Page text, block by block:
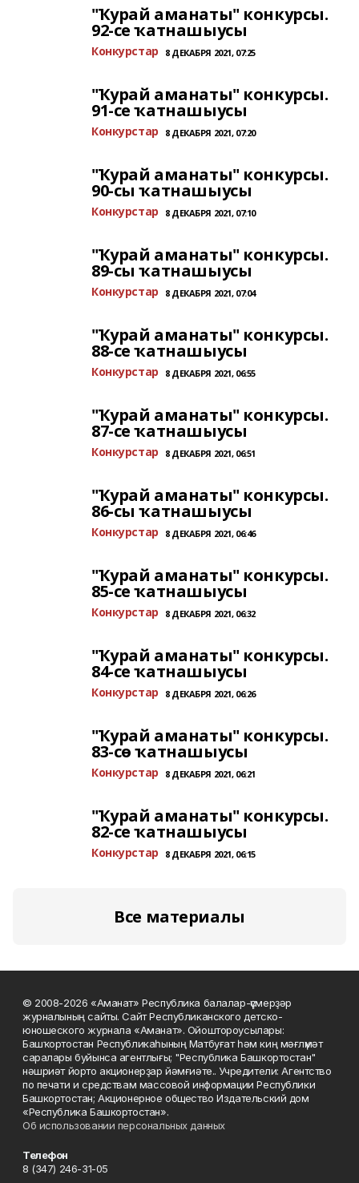
"Ҡурай аманаты" конкурсы.
92-се ҡатнашыусы
Конкурстар 8 ДЕКАБРЯ 2021, 07:25
"Ҡурай аманаты" конкурсы.
91-се ҡатнашыусы
Конкурстар 8 ДЕКАБРЯ 2021, 07:20
"Ҡурай аманаты" конкурсы.
90-сы ҡатнашыусы
Конкурстар 8 ДЕКАБРЯ 2021, 07:10
"Ҡурай аманаты" конкурсы.
89-сы ҡатнашыусы
Конкурстар 8 ДЕКАБРЯ 2021, 07:04
"Ҡурай аманаты" конкурсы.
88-се ҡатнашыусы
Конкурстар 8 ДЕКАБРЯ 2021, 06:55
"Ҡурай аманаты" конкурсы.
87-се ҡатнашыусы
Конкурстар 8 ДЕКАБРЯ 2021, 06:51
"Ҡурай аманаты" конкурсы.
86-сы ҡатнашыусы
Конкурстар 8 ДЕКАБРЯ 2021, 06:46
"Ҡурай аманаты" конкурсы.
85-се ҡатнашыусы
Конкурстар 8 ДЕКАБРЯ 2021, 06:32
"Ҡурай аманаты" конкурсы.
84-се ҡатнашыусы
Конкурстар 8 ДЕКАБРЯ 2021, 06:26
"Ҡурай аманаты" конкурсы.
83-сө ҡатнашыусы
Конкурстар 8 ДЕКАБРЯ 2021, 06:21
"Ҡурай аманаты" конкурсы.
82-се ҡатнашыусы
Конкурстар 8 ДЕКАБРЯ 2021, 06:15
Все материалы
© 2008-2026 «Аманат» Республика балалар-үҫмерҙәр
журналының сайты. Сайт Республиканского детско-
юношеского журнала «Аманат». Ойоштороусылары:
Башҡортостан Республикаһының Матбуғат һәм киң мәғлүмәт
саралары буйынса агентлығы; "Республика Башкортостан"
нәшриәт йорто акционерҙар йәмғиәте.. Учредители: Агентство
по печати и средствам массовой информации Республики
Башкортостан; Акционерное общество Издательский дом
«Республика Башкортостан».
Об использовании персональных данных
Телефон
8 (347) 246-31-05